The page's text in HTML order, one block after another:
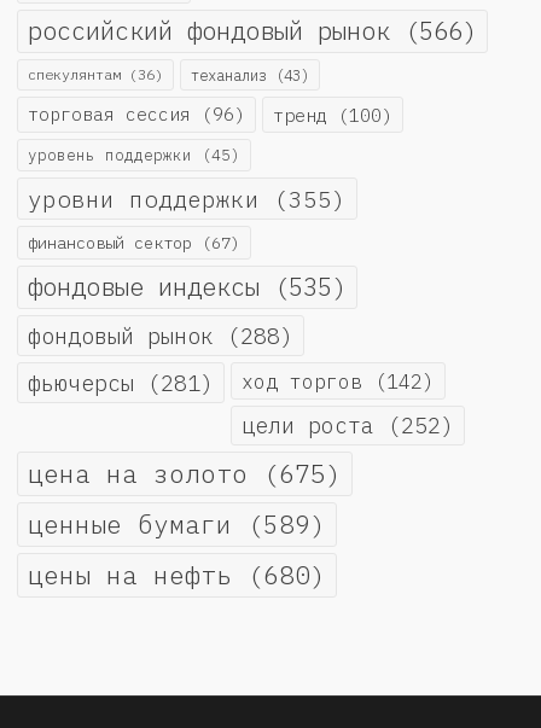
российский фондовый рынок (566)
спекулянтам (36) теханализ (43)
торговая сессия (96) тренд (100)
уровень поддержки (45)
уровни поддержки (355)
финансовый сектор (67)
фондовые индексы (535)
фондовый рынок (288)
фьючерсы (281) ход торгов (142)
цели роста (252)
цена на золото (675)
ценные бумаги (589)
цены на нефть (680)